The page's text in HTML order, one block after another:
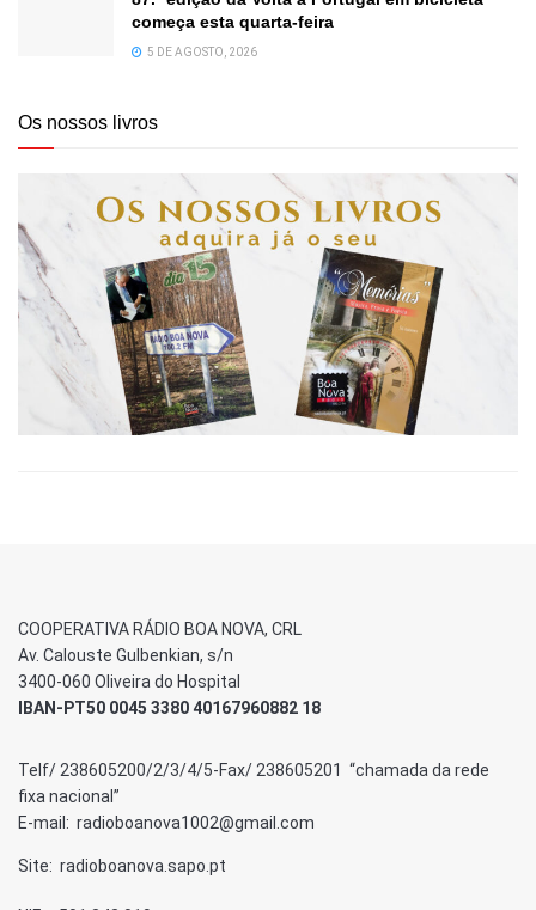
começa esta quarta-feira
5 DE AGOSTO, 2026
Os nossos livros
COOPERATIVA RÁDIO BOA NOVA, CRL
Av. Calouste Gulbenkian, s/n
3400-060 Oliveira do Hospital
IBAN-PT50 0045 3380 40167960882 18
Telf/ 238605200/2/3/4/5-Fax/ 238605201 “chamada da rede
fixa nacional”
E-mail: radioboanova1002@gmail.com
Site: radioboanova.sapo.pt